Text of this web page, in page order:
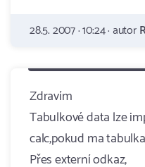
28.5. 2007 · 10:24 · autor
Zdravím
Tabulkové data lze
calc,pokud ma
Přes externí odkaz,